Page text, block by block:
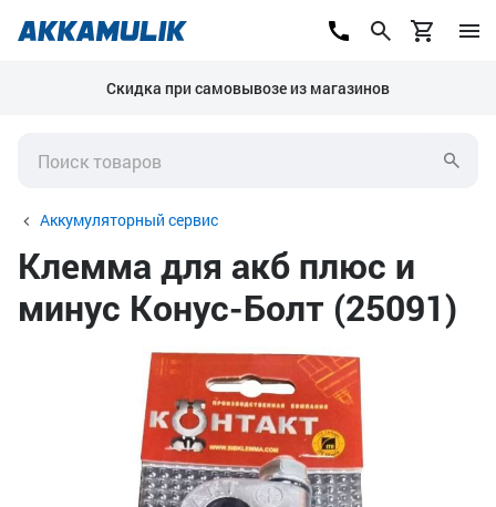
Скидка при самовывозе из магазинов
Аккумуляторный сервис
Клемма для акб плюс и
минус Конус-Болт (25091)